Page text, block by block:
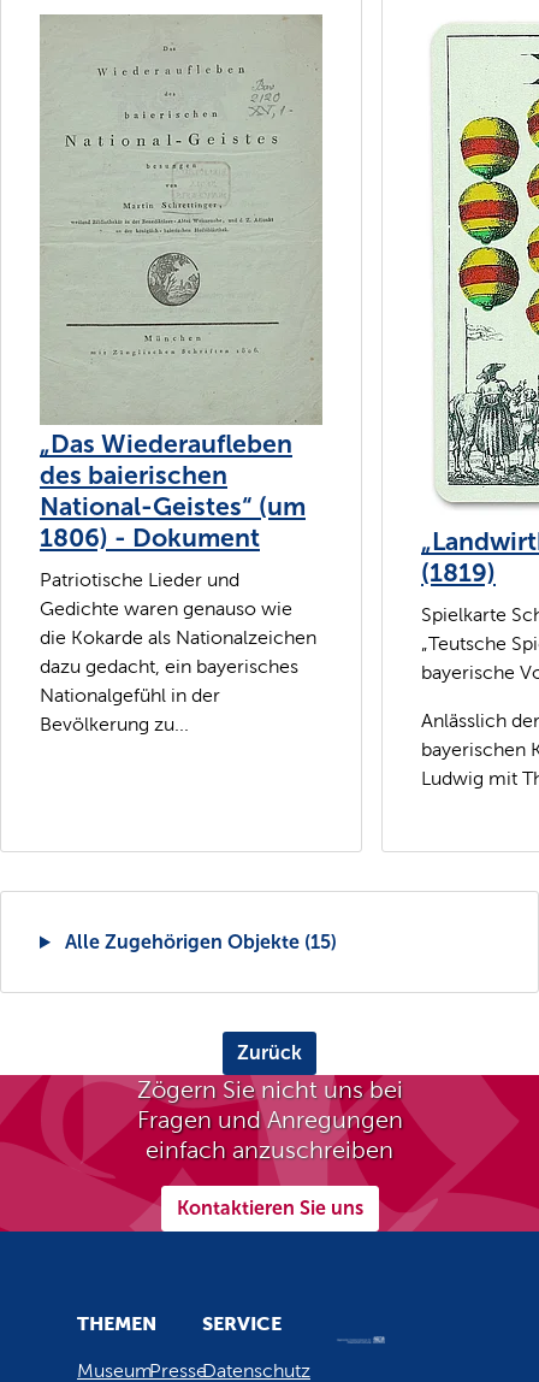
„Das Wiederaufleben
des baierischen
National-Geistes“ (um
1806) - Dokument
Patriotische Lieder und
Gedichte waren genauso wie
die Kokarde als Nationalzeichen
dazu gedacht, ein bayerisches
Nationalgefühl in der
Bevölkerung zu...
(1819)
Spielkarte
„Teutsche
bayerische
Anlässlich
bayerischen
Ludwig mit
Alle Zugehörigen Objekte (15)
Zurück
Zögern Sie nicht uns bei
Fragen und Anregungen
einfach anzuschreiben
Kontaktieren Sie uns
THEMEN
MuseumPresse
SERVICE
Datenschutz